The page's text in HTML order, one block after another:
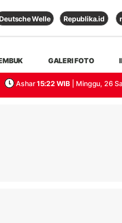
Deutsche Welle Republika.id
GALERI FOTO
Ashar 15:22 WIB | Minggu, 26